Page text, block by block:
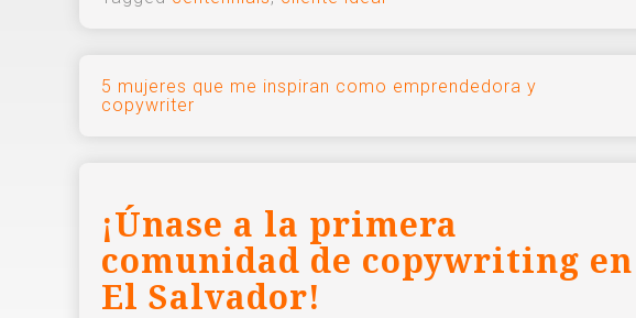
Navegación
5 mujeres que me inspiran como emprendedora y
copywriter
¡Únase a la primera
comunidad de copywriting en
El Salvador!